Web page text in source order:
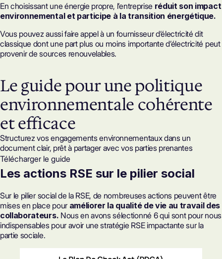
En choisissant une énergie propre, l’entreprise réduit son impact
environnemental et participe à la transition énergétique.
Vous pouvez aussi faire appel à un fournisseur d’électricité dit
classique dont une part plus ou moins importante d’électricité peut
provenir de sources renouvelables.
Le guide pour une politique
environnementale cohérente
et efficace
Structurez vos engagements environnementaux dans un
document clair, prêt à partager avec vos parties prenantes
Télécharger le guide
Les actions RSE sur le pilier social
Sur le pilier social de la RSE, de nombreuses actions peuvent être
mises en place pour améliorer la qualité de vie au travail des
collaborateurs. Nous en avons sélectionné 6 qui sont pour nous
indispensables pour avoir une stratégie RSE impactante sur la
partie sociale.